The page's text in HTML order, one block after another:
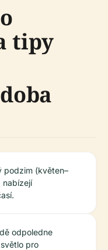
tipy
podzim (květen–
nabízejí
odpoledne
pro